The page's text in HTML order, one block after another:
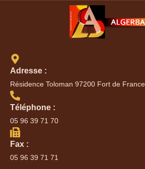
Adresse :
Résidence Toloman 97200 Fort de France
Téléphone :
05 96 39 71 70
Fax :
05 96 39 71 71